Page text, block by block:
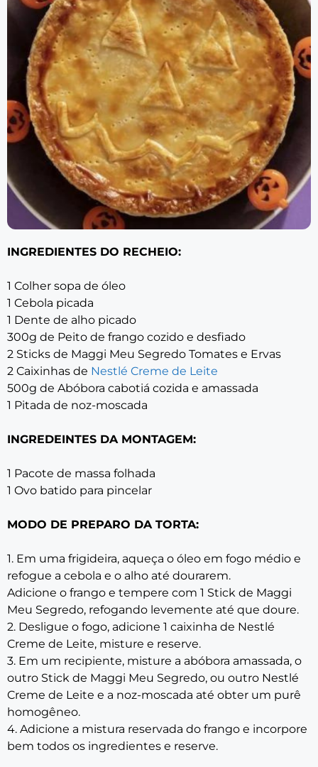
INGREDIENTES DO RECHEIO:
1 Colher sopa de óleo
1 Cebola picada
1 Dente de alho picado
300g de Peito de frango cozido e desfiado
2 Sticks de Maggi Meu Segredo Tomates e Ervas
2 Caixinhas de Nestlé Creme de Leite
500g de Abóbora cabotiá cozida e amassada
1 Pitada de noz-moscada
INGREDEINTES DA MONTAGEM:
1 Pacote de massa folhada
1 Ovo batido para pincelar
MODO DE PREPARO DA TORTA:
1. Em uma frigideira, aqueça o óleo em fogo médio e
refogue a cebola e o alho até dourarem.
Adicione o frango e tempere com 1 Stick de Maggi
Meu Segredo, refogando levemente até que doure.
2. Desligue o fogo, adicione 1 caixinha de Nestlé
Creme de Leite, misture e reserve.
3. Em um recipiente, misture a abóbora amassada, o
outro Stick de Maggi Meu Segredo, ou outro Nestlé
Creme de Leite e a noz-moscada até obter um purê
homogêneo.
4. Adicione a mistura reservada do frango e incorpore
bem todos os ingredientes e reserve.